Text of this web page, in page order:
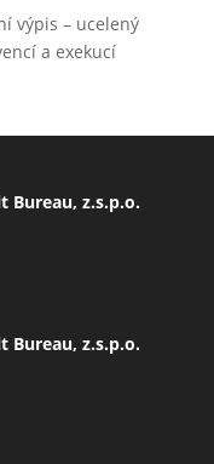
výpis – ucelený
a exekucí
Bureau, z.s.p.o.
Bureau, z.s.p.o.